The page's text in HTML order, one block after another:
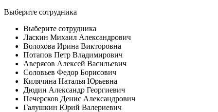
Выберите сотрудника
Выберите сотрудника
Ласкин Михаил Александрович
Волохова Ирина Викторовна
Потапов Петр Владимирович
Аверясов Алексей Васильевич
Соловьев Федор Борисович
Килячина Наталья Юрьевна
Дюдин Александр Георгиевич
Печерсков Денис Александрович
Галушкин Юрий Валериевич